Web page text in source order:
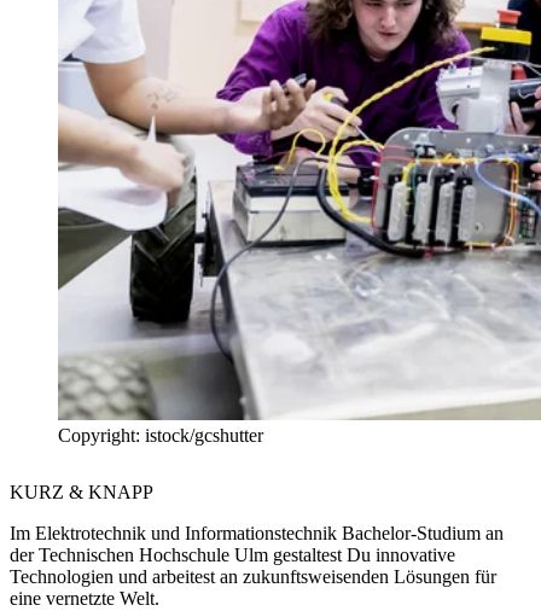
Copyright: istock/gcshutter
KURZ & KNAPP
Im Elektrotechnik und Informationstechnik Bachelor-Studium an
der Technischen Hochschule Ulm gestaltest Du innovative
Technologien und arbeitest an zukunftsweisenden Lösungen für
eine vernetzte Welt.